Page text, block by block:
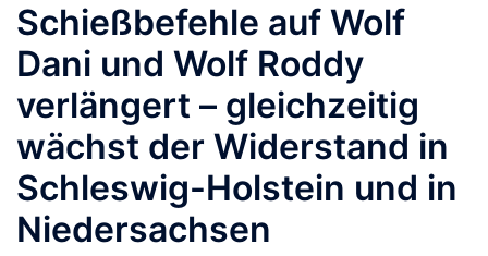
Schießbefehle auf Wolf
Dani und Wolf Roddy
verlängert – gleichzeitig
wächst der Widerstand in
Schleswig-Holstein und in
Niedersachsen